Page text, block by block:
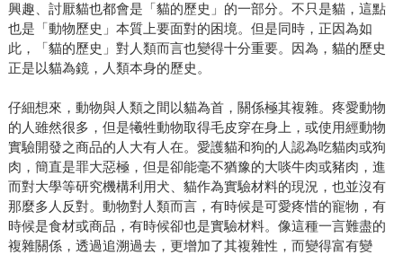
興趣、討厭貓也都會是「貓的歷史」的一部分。不只是貓，這點
也是「動物歷史」本質上要面對的困境。但是同時，正因為如
此，「貓的歷史」對人類而言也變得十分重要。因為，貓的歷史
正是以貓為鏡，人類本身的歷史。
仔細想來，動物與人類之間以貓為首，關係極其複雜。疼愛動物
的人雖然很多，但是犧牲動物取得毛皮穿在身上，或使用經動物
實驗開發之商品的人大有人在。愛護貓和狗的人認為吃貓肉或狗
肉，簡直是罪大惡極，但是卻能毫不猶豫的大啖牛肉或豬肉，進
而對大學等研究機構利用犬、貓作為實驗材料的現況，也並沒有
那麼多人反對。動物對人類而言，有時候是可愛疼惜的寵物，有
時候是食材或商品，有時候卻也是實驗材料。像這種一言難盡的
複雜關係，透過追溯過去，更增加了其複雜性，而變得富有變